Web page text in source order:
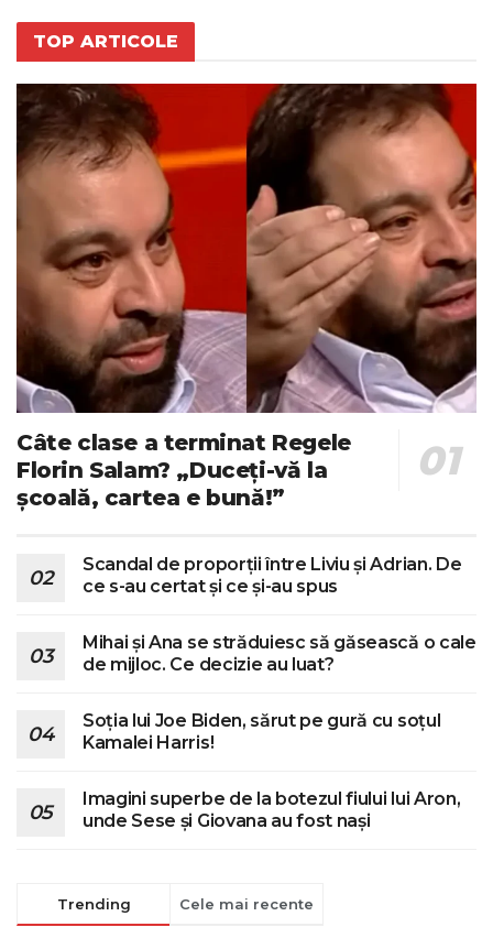
TOP ARTICOLE
Câte clase a terminat Regele
Florin Salam? „Duceți-vă la
școală, cartea e bună!”
Scandal de proporții între Liviu și Adrian. De
ce s-au certat și ce și-au spus
Mihai și Ana se străduiesc să găsească o cale
de mijloc. Ce decizie au luat?
Soția lui Joe Biden, sărut pe gură cu soțul
Kamalei Harris!
Imagini superbe de la botezul fiului lui Aron,
unde Sese și Giovana au fost nași
Trending Cele mai recente